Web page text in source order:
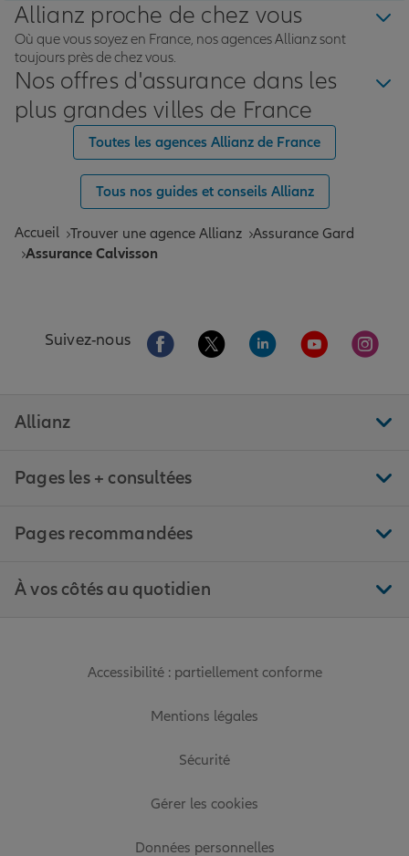
Allianz proche de chez vous
Où que vous soyez en France, nos agences Allianz sont
toujours près de chez vous.
Nos offres d'assurance dans les
plus grandes villes de France
Toutes les agences Allianz de France
Tous nos guides et conseils Allianz
Accueil Trouver une agence Allianz Assurance Gard
Assurance Calvisson
Suivez-nous Aller sur la page Facebook de Allianz
Aller sur la page Twitter de
Aller sur la page
Aller sur la
Aller
Allianz
Pages les + consultées
Pages recommandées
À vos côtés au quotidien
Accessibilité : partiellement conforme
Mentions légales
Sécurité
Gérer les cookies
Données personnelles